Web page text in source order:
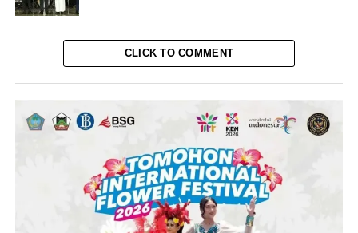
CLICK TO COMMENT